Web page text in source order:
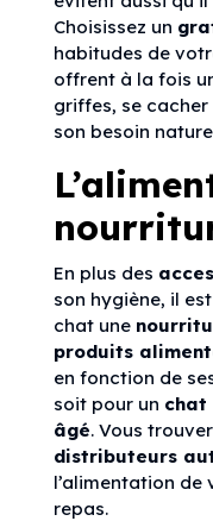
Choisissez un
habitudes de
offrent à la fois
griffes, se
son besoin
En plus des
son hygiène, il
chat une
produits
en fonction de
soit pour un chat
âgé. Vous
distributeurs
l’alimentation
repas.